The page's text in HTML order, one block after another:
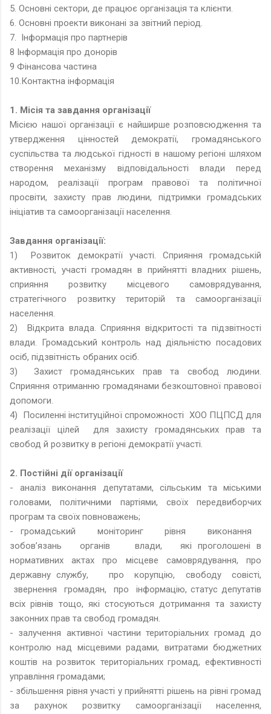
5. Основні сектори, де працює організація та клієнти.
6. Основні проекти виконані за звітний період.
7. Інформація про партнерів
8 Інформація про донорів
9 Фінансова частина
10.Контактна інформація
1. Місія та завдання організації
Місією нашої організації є найширше розповсюдження та
утвердження цінностей демократії, громадянського
суспільства та людської гідності в нашому регіоні шляхом
створення механізму відповідальності влади перед
народом, реалізації програм правової та політичної
просвіти, захисту прав людини, підтримки громадських
ініціатив та самоорганізації населення.
Завдання організації:
1) Розвиток демократії участі. Сприяння громадській
активності, участі громадян в прийнятті владних рішень,
сприяння розвитку місцевого самоврядування,
стратегічного розвитку територій та самоорганізації
населення.
2) Відкрита влада. Сприяння відкритості та підзвітності
влади. Громадський контроль над діяльністю посадових
осіб, підзвітність обраних осіб.
3) Захист громадянських прав та свобод людини.
Сприяння отриманню громадянами безкоштовної правової
допомоги.
4) Посиленні інституційної спроможності ХОО ПЦПСД для
реалізації цілей для захисту громадянських прав та
свобод й розвитку в регіоні демократії участі.
2. Постійні дії організації
- аналіз виконання депутатами, сільським та міськими
головами, політичними партіями, своїх передвиборчих
програм та своїх повноважень;
- громадський моніторинг рівня виконання
зобов’язань органів влади, які проголошені в
нормативних актах про місцеве самоврядування, про
державну службу, про корупцію, свободу совісті,
звернення громадян, про інформацію, статус депутатів
всіх рівнів тощо, які стосуються дотримання та захисту
законних прав та свобод громадян.
- залучення активної частини територіальних громад до
контролю над місцевими радами, витратами бюджетних
коштів на розвиток територіальних громад, ефективності
управління громадами;
- збільшення рівня участі у прийнятті рішень на рівні громад
за рахунок розвитку самоорганізації населення,